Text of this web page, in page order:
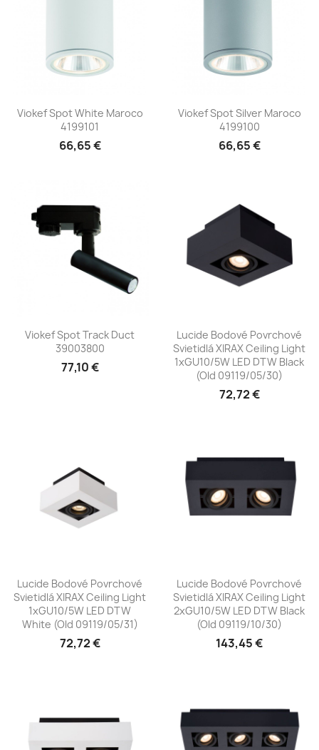
Viokef Spot White Maroco
4199101
66,65 €
Viokef Spot Silver Maroco
4199100
66,65 €
Viokef Spot Track Duct
39003800
77,10 €
Lucide Bodové Povrchové
Svietidlá XIRAX Ceiling Light
1xGU10/5W LED DTW Black
(old 09119/05/30)
72,72 €
Lucide Bodové Povrchové
Svietidlá XIRAX Ceiling Light
1xGU10/5W LED DTW
White (old 09119/05/31)
72,72 €
Lucide Bodové Povrchové
Svietidlá XIRAX Ceiling Light
2xGU10/5W LED DTW Black
(old 09119/10/30)
143,45 €